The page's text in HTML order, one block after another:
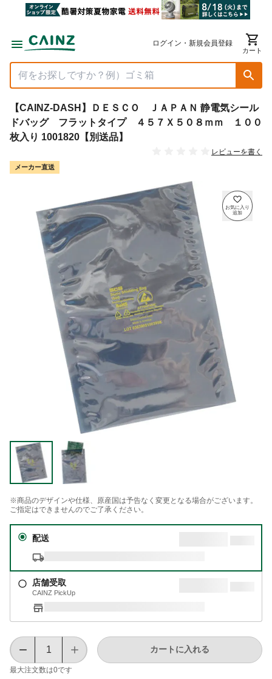
ログイン・新規会員登録
カート
【CAINZ-DASH】ＤＥＳＣＯ ＪＡＰＡＮ 静電気シール
ドバッグ フラットタイプ ４５７Ｘ５０８ｍｍ １００
枚入り 1001820【別送品】
レビューを書く
メーカー直送
※商品のデザインや仕様、原産国は予告なく変更となる場合がございます。
ご指定はできませんのでご了承ください。
配送
店舗受取
CAINZ PickUp
最大注文数は0です
カートに入れる